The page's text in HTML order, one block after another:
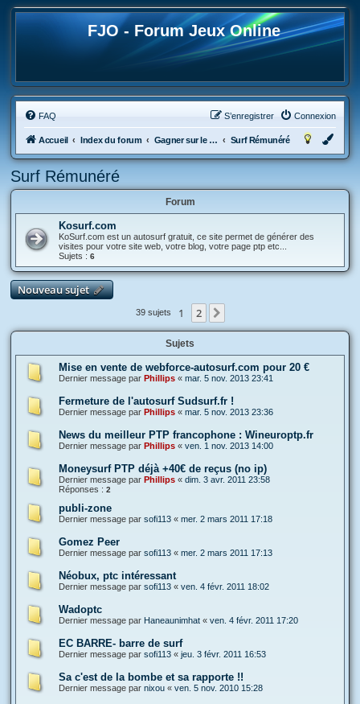
FJO - Forum Jeux Online
FAQ Connexion
S’enregistrer
Accueil Index du forum Gagner sur le Web Surf Rémunéré
Surf Rémunéré
Forum
Kosurf.com
KoSurf.com est un autosurf gratuit, ce site permet de générer des
visites pour votre site web, votre blog, votre page ptp etc...
Sujets : 6
Nouveau sujet
39 sujets 1 2
Sujets
Mise en vente de webforce-autosurf.com pour 20 €
Dernier message par Phillips « mar. 5 nov. 2013 23:41
Fermeture de l'autosurf Sudsurf.fr !
Dernier message par Phillips « mar. 5 nov. 2013 23:36
News du meilleur PTP francophone : Wineuroptp.fr
Dernier message par Phillips « ven. 1 nov. 2013 14:00
Moneysurf PTP déjà +40€ de reçus (no ip)
Dernier message par Phillips « dim. 3 avr. 2011 23:58
Réponses : 2
publi-zone
Dernier message par sofi113 « mer. 2 mars 2011 17:18
Gomez Peer
Dernier message par sofi113 « mer. 2 mars 2011 17:13
Néobux, ptc intéressant
Dernier message par sofi113 « ven. 4 févr. 2011 18:02
Wadoptc
Dernier message par Haneaunimhat « ven. 4 févr. 2011 17:20
EC BARRE- barre de surf
Dernier message par sofi113 « jeu. 3 févr. 2011 16:53
Sa c'est de la bombe et sa rapporte !!
Dernier message par nixou « ven. 5 nov. 2010 15:28